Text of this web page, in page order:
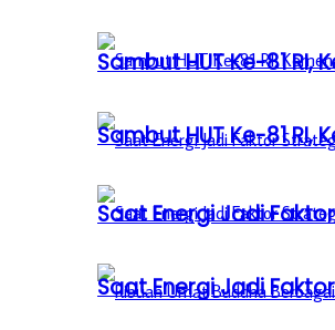
Sambut HUT Ke-81
Saat Energi Jadi
Sambut HUT Ke-81
Saat Energi Jadi